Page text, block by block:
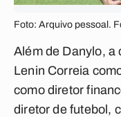
Foto: Arquivo pessoal.
Além de Danylo, a
Lenin Correia
como diretor
diretor de futebol,